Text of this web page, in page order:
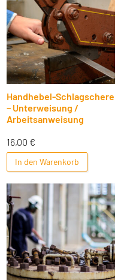
Handhebel-Schlagschere
– Unterweisung /
Arbeitsanweisung
16,00 €
In den Warenkorb